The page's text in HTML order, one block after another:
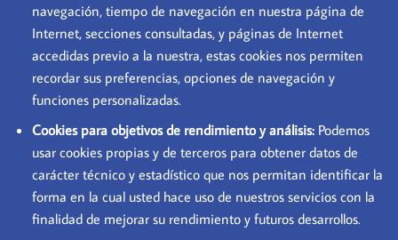
navegación, tiempo de navegación en nuestra página de
Internet, secciones consultadas, y páginas de Internet
accedidas previo a la nuestra, estas cookies nos permiten
recordar sus preferencias, opciones de navegación y
funciones personalizadas.
Cookies para objetivos de rendimiento y análisis:Podemos
usar cookies propias y de terceros para obtener datos de
carácter técnico y estadístico que nos permitan identificar la
forma en la cual usted hace uso de nuestros servicios con la
finalidad de mejorar su rendimiento y futuros desarrollos.